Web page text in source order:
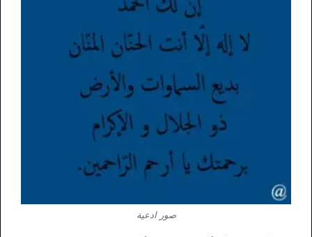
صور ادعية